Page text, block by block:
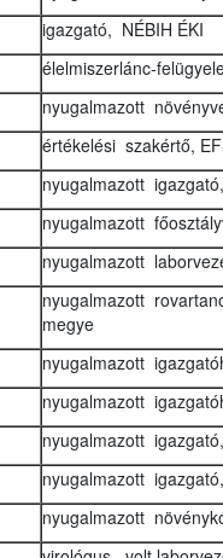
igazgató, NÉBIH ÉKI
élelmiszerlánc-
nyugalmazott
értékelési szakértő,
nyugalmazott
nyugalmazott
nyugalmazott
nyugalmazott
megye
nyugalmazott
nyugalmazott
nyugalmazott
nyugalmazott
nyugalmazott